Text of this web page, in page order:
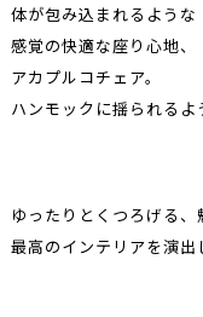
体が包み込まれるような
感覚の快適な座り心地、
アカプルコチェア。
ハンモックに揺られるよ
ゆったりとくつろげる
最高のインテリアを演出